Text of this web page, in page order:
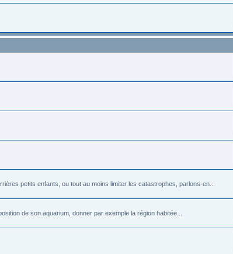
petits enfants, ou tout au moins limiter les catastrophes, parlons-en...
de son aquarium, donner par exemple la région habitée...